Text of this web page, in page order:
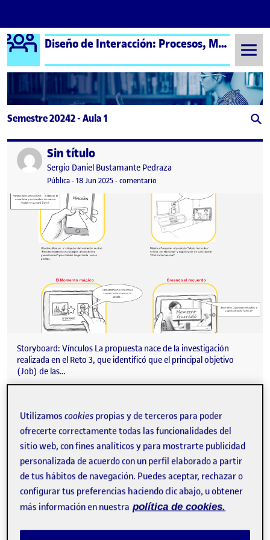
Saltar al contenido
Logo Ágora Diseño de Interacción: Procesos, Métodos y Técnicas – Aula 1
Semestre 20242 - Aula 1
Publicado porSin título
Publicado por
Sergio Daniel Bustamante Pedraza
Visibilidad:
Pública-Fecha de publicación
18 Jun 2025-comentario
Storyboard: Vínculos La propuesta nace de la investigación
realizada en el Reto 3, que identificó que el principal objetivo
(Job) de las…
Publicado porReto 5 – Storyboard y Sketching
Publicado por
Garazi Berrizbeitia Zugazagasti
Visibilidad:
Pública Fecha de publicación
17 Jun 2025 - comentario en Reto 5 – Storyboard y Sketching
Utilizamoscookies propias y de terceros para poder
ofrecerte correctamente todas las funcionalidades del
sitio web, con fines analíticos y para mostrarte publicidad
personalizada de acuerdo con un perfil elaborado a partir
de tus hábitos de navegación. Puedes aceptar, rechazar o
configurar tus preferencias haciendo clic abajo, u obtener
más información en nuestra política de cookies.